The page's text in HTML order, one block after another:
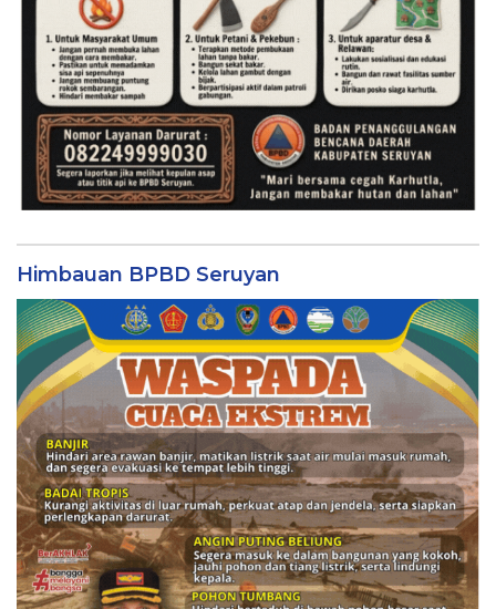
Himbauan BPBD Seruyan